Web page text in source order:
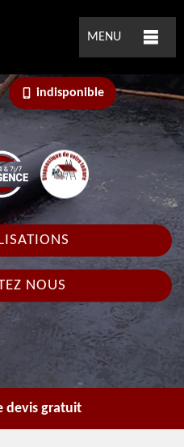
MENU
indisponible
NOUS
devis gratuit